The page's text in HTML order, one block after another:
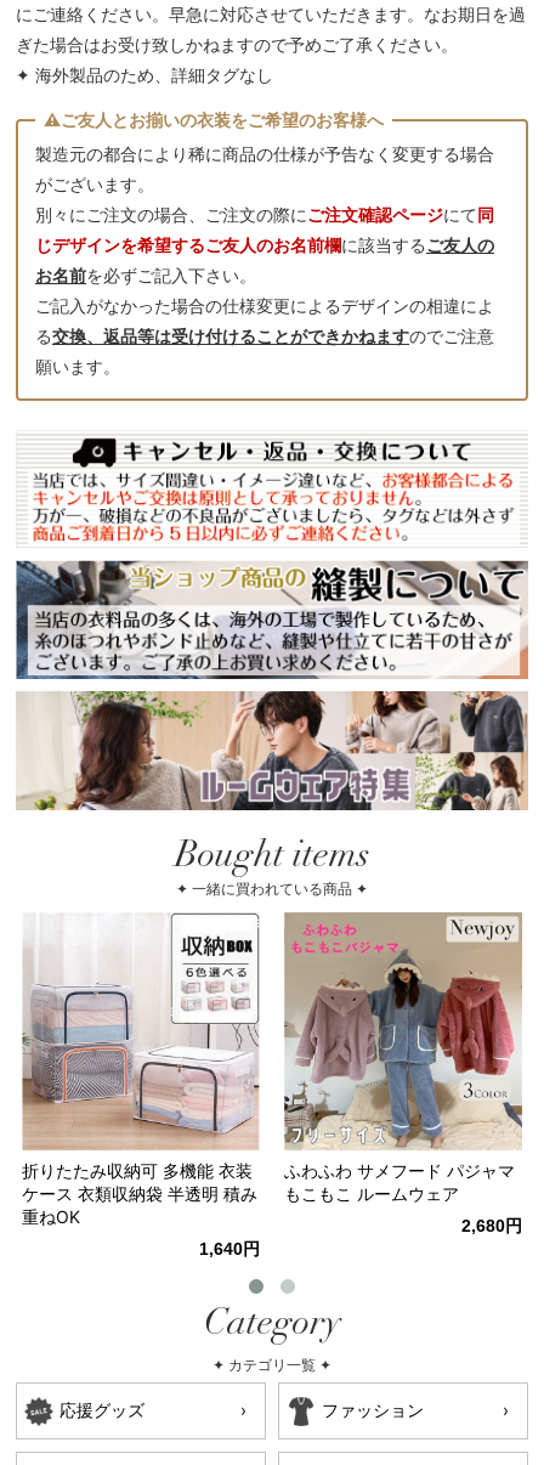
にご連絡ください。早急に対応させていただきます。なお期日を過
ぎた場合はお受け致しかねますので予めご了承ください。
✦ 海外製品のため、詳細タグなし
製造元の都合により稀に商品の仕様が予告なく変更する場合
がございます。
別々にご注文の場合、ご注文の際にご注文確認ページにて同
じデザインを希望するご友人のお名前欄に該当するご友人の
お名前を必ずご記入下さい。
ご記入がなかった場合の仕様変更によるデザインの相違によ
る交換、返品等は受け付けることができかねますのでご注意
願います。
Bought items
✦ 一緒に買われている商品 ✦
折りたたみ収納可 多機能 衣装
ケース 衣類収納袋 半透明 積み
重ねOK
1,640円
ふわふわ サメフード パジャマ
もこもこ ルームウェア
2,680円
Category
✦ カテゴリ一覧 ✦
応援グッズ ファッション